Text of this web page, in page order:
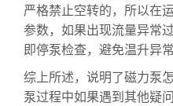
严格禁止空转的，所以在
参数，如果出现流量异常
即停泵检查，避免温升异
综上所述，说明了磁力泵
泵过程中如果遇到其他疑